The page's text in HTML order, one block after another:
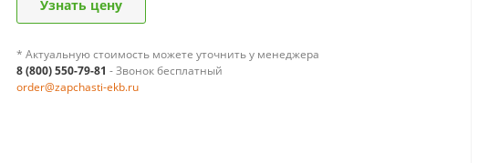
Узнать цену
* Актуальную стоимость можете уточнить у менеджера
8 (800) 550-79-81 - Звонок бесплатный
order@zapchasti-ekb.ru